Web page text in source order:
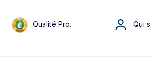
Qualité Pro. Qui